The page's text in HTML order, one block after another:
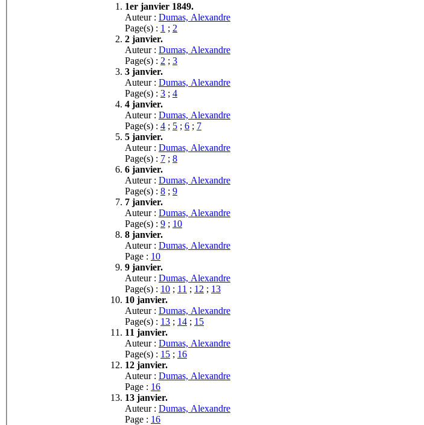
1er janvier 1849.
Auteur : Dumas, Alexandre
Page(s) : 1 ; 2
2 janvier.
Auteur : Dumas, Alexandre
Page(s) : 2 ; 3
3 janvier.
Auteur : Dumas, Alexandre
Page(s) : 3 ; 4
4 janvier.
Auteur : Dumas, Alexandre
Page(s) : 4 ; 5 ; 6 ; 7
5 janvier.
Auteur : Dumas, Alexandre
Page(s) : 7 ; 8
6 janvier.
Auteur : Dumas, Alexandre
Page(s) : 8 ; 9
7 janvier.
Auteur : Dumas, Alexandre
Page(s) : 9 ; 10
8 janvier.
Auteur : Dumas, Alexandre
Page : 10
9 janvier.
Auteur : Dumas, Alexandre
Page(s) : 10 ; 11 ; 12 ; 13
10 janvier.
Auteur : Dumas, Alexandre
Page(s) : 13 ; 14 ; 15
11 janvier.
Auteur : Dumas, Alexandre
Page(s) : 15 ; 16
12 janvier.
Auteur : Dumas, Alexandre
Page : 16
13 janvier.
Auteur : Dumas, Alexandre
Page : 16